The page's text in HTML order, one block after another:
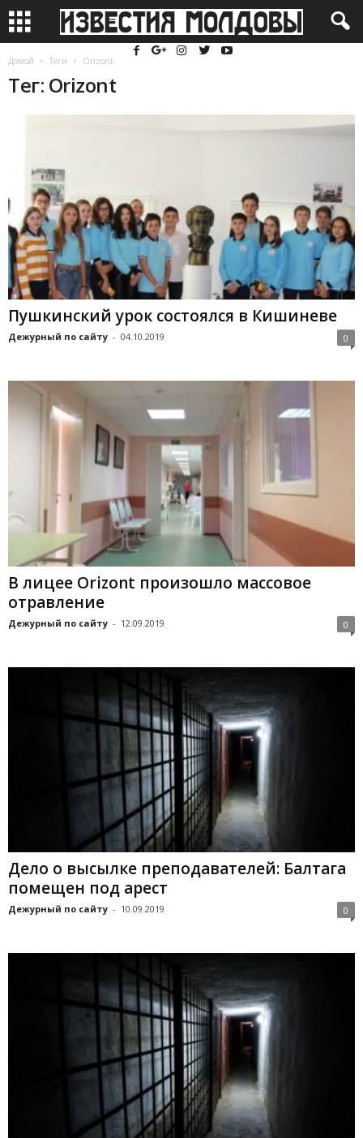
Домой Теги Orizont
Тег: Orizont
Пушкинский урок состоялся в Кишиневе
Дежурный по сайту - 04.10.2019 0
В лицее Orizont произошло массовое
отравление
Дежурный по сайту - 12.09.2019 0
Дело о высылке преподавателей: Балтага
помещен под арест
Дежурный по сайту - 10.09.2019 0